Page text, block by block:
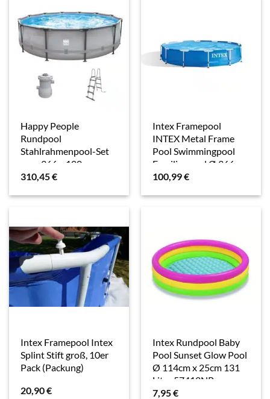
Happy People
Rundpool
Stahlrahmenpool-Set
grau 366 x 100 cm
310,45€
Intex Framepool
INTEX Metal Frame
Pool Swimmingpool
Familienpool Ø 366 cm
28210 (Lieferung:
100,99€
Intex Framepool Intex
Splint Stift groß, 10er
Pack (Packung)
20,90€
Intex Rundpool Baby
Pool Sunset Glow Pool
Ø 114cm x 25cm 131
Liter 57412NP
7,95€